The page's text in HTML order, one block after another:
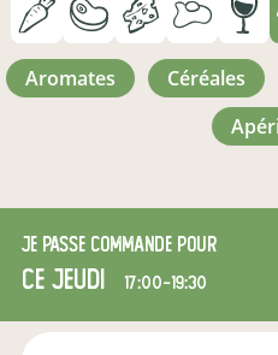
aromates céréales
Je passe commande pour
ce jeudi 17:00-19:30